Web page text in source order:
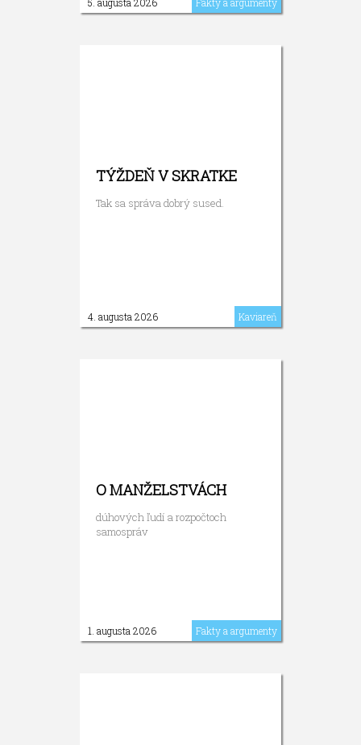
TÝŽDEŇ V SKRATKE
Tak sa správa dobrý sused.
4. augusta 2026 Kaviareň
O MANŽELSTVÁCH
dúhových ľudí a rozpočtoch
samospráv
1. augusta 2026 Fakty a argumenty